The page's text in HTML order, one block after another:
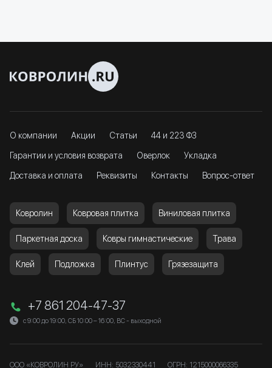
О компании Акции Статьи 44 и 223 ФЗ
Гарантии и условия возврата Оверлок Укладка
Доставка и оплата Реквизиты Контакты Вопрос-ответ
Ковролин Ковровая плитка Виниловая плитка
Паркетная доска Ковры гимнастические Трава
Клей Подложка Плинтус Грязезащита
+7 861 204-47-37
с 9:00 до 19:00, СБ 10:00 – 16:00, ВС - выходной
ООО «КОВРОЛИН РУ» ИНН: 5032330441 ОГРН: 1215000066335